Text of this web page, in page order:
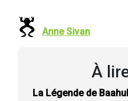
Anne Sivan
À
La Légende de